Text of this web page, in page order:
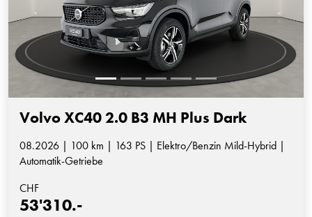
Volvo XC40 2.0 B3 MH Plus Dark
08.2026 | 100 km | 163 PS | Elektro/Benzin Mild-Hybrid |
Automatik-Getriebe
CHF
53'310.-